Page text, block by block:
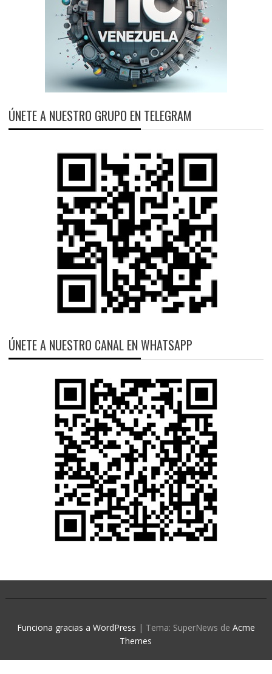
ÚNETE A NUESTRO GRUPO EN TELEGRAM
ÚNETE A NUESTRO CANAL EN WHATSAPP
Funciona gracias a WordPress | Tema: SuperNews de Acme
Themes